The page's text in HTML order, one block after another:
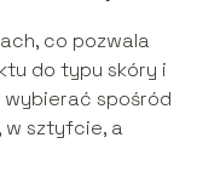
co pozwala
do typu skóry i
spośród
w sztyfcie, a